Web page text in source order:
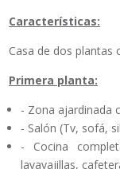
Características:
Casa de dos plantas
Primera planta:
- Zona ajardinada
- Salón (Tv, sofá,
- Cocina
lavavajillas,